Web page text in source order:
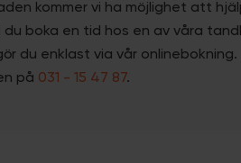
kommer vi ha möjlighet att
du boka en tid hos en av våra
du enklast via vår onlinebokning.
på 031 - 15 47 87.